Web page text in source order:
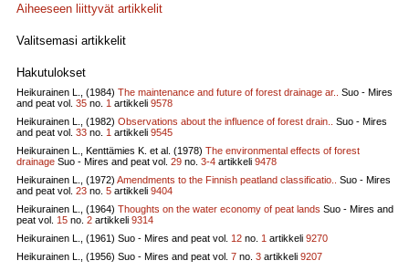
Aiheeseen liittyvät artikkelit
Valitsemasi artikkelit
Hakutulokset
Heikurainen L., (1984) The maintenance and future of forest drainage ar..
Suo - Mires
and peat vol. 35 no. 1 artikkeli 9578
Heikurainen L., (1982) Observations about the influence of forest drain..
Suo - Mires
and peat vol. 33 no. 1 artikkeli 9545
Heikurainen L., Kenttämies K. et al. (1978) The environmental effects of forest
drainage Suo - Mires and peat vol. 29 no. 3-4 artikkeli 9478
Heikurainen L., (1972) Amendments to the Finnish peatland classificatio..
Suo - Mires
and peat vol. 23 no. 5 artikkeli 9404
Heikurainen L., (1964) Thoughts on the water economy of peat lands Suo - Mires and
peat vol. 15 no. 2 artikkeli 9314
Heikurainen L., (1961) Suo - Mires and peat vol. 12 no. 1 artikkeli 9270
Heikurainen L., (1956) Suo - Mires and peat vol. 7 no. 3 artikkeli 9207